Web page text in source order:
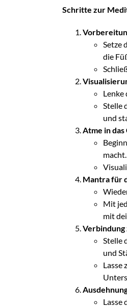
Schritte zur
Setze
die
Lenke
Stelle
und
Atme in
Mantra für
Mit
mit
Verbindung
Stelle
und
Lasse
Lasse